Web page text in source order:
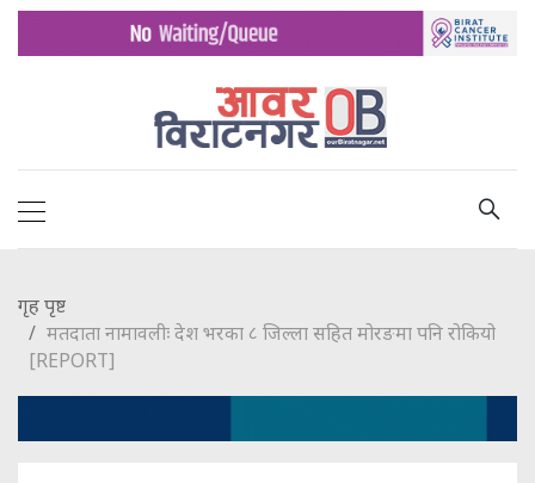
गृह पृष्ट
मतदाता नामावलीः देश भरका ८ जिल्ला सहित मोरङमा पनि रोकियो
[REPORT]